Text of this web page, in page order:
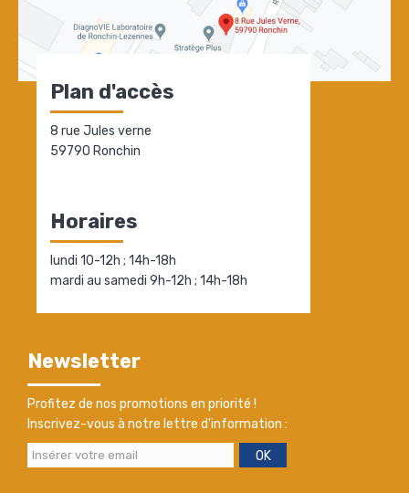
Plan d'accès
8 rue Jules verne
59790 Ronchin
Horaires
lundi 10-12h ; 14h-18h
mardi au samedi 9h-12h ; 14h-18h
Newsletter
Profitez de nos promotions en priorité !
Inscrivez-vous à notre lettre d'information :
OK